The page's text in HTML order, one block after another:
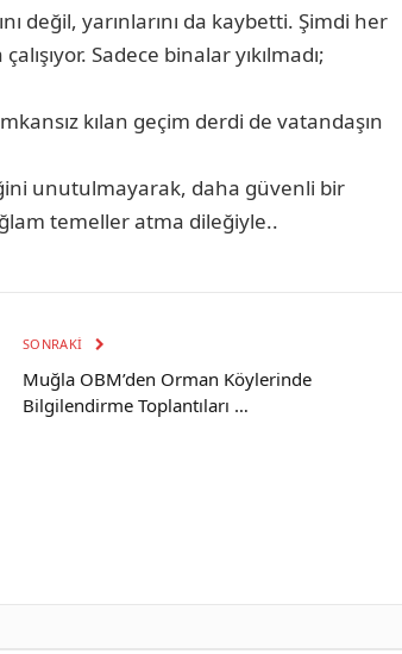
değil, yarınlarını da kaybetti. Şimdi her
Sadece binalar yıkılmadı;
kılan geçim derdi de vatandaşın
unutulmayarak, daha güvenli bir
temeller atma dileğiyle..
SONRAKI
Muğla OBM’den Orman Köylerinde
Bilgilendirme Toplantıları …